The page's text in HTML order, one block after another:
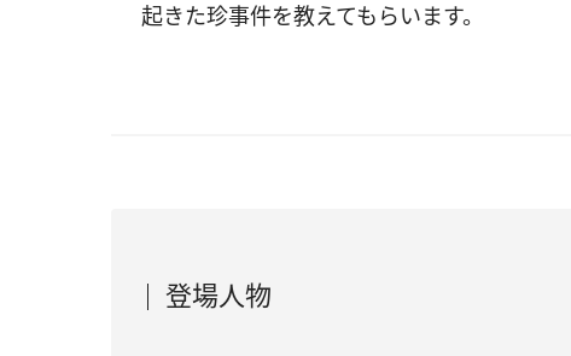
起きた珍事件を教えてもらいます。
登場人物